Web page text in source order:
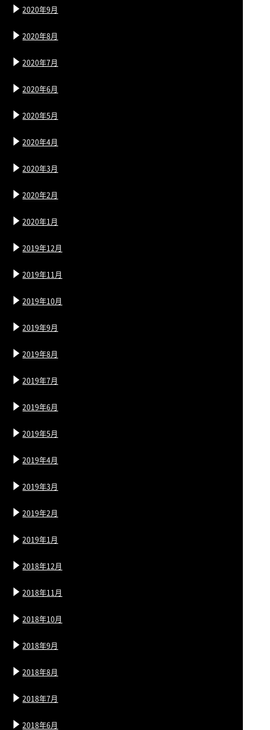
2020年9月
2020年8月
2020年7月
2020年6月
2020年5月
2020年4月
2020年3月
2020年2月
2020年1月
2019年12月
2019年11月
2019年10月
2019年9月
2019年8月
2019年7月
2019年6月
2019年5月
2019年4月
2019年3月
2019年2月
2019年1月
2018年12月
2018年11月
2018年10月
2018年9月
2018年8月
2018年7月
2018年6月